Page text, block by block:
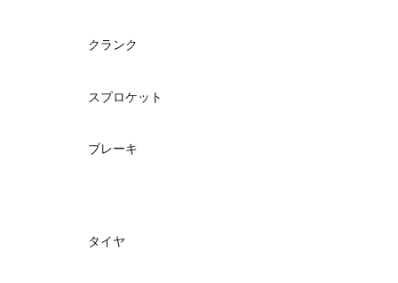
クランク
スプロケット
ブレーキ
タイヤ